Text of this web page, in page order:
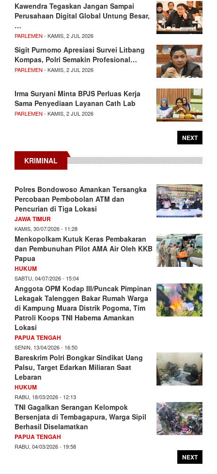
Kawendra Tegaskan Jangan Sampai
Perusahaan Digital Global Untung Besar,
…
PARLEMEN - KAMIS, 2 JUL 2026
Sigit Purnomo Apresiasi Survei Litbang
Kompas, Polri Semakin Profesional…
PARLEMEN - KAMIS, 2 JUL 2026
Irma Suryani Minta BPJS Perluas Kerja
Sama Penyediaan Layanan Cath Lab
PARLEMEN - KAMIS, 2 JUL 2026
NEXT
KRIMINAL
Polres Bondowoso Amankan Tersangka
Percobaan Pembobolan ATM dan
Pencurian di Tiga Lokasi
JAWA TIMUR
KAMIS, 30/07/2026 - 11:28
Menkopolkam Kutuk Keras Pembakaran
dan Pembunuhan Pilot AMA Air Oleh KKB
Papua
HUKUM
SABTU, 04/07/2026 - 15:04
Anggota OPM Kodap III/Puncak Pimpinan
Lekagak Talenggen Bakar Rumah Warga
di Kampung Muara Distrik Pogoma, Tim
Patroli Koops TNI Habema Amankan
Lokasi
PAPUA TENGAH
SENIN, 13/04/2026 - 16:50
Bareskrim Polri Bongkar Sindikat Uang
Palsu, Target Edarkan Miliaran Saat
Lebaran
HUKUM
RABU, 18/03/2026 - 12:13
TNI Gagalkan Serangan Kelompok
Bersenjata di Tembagapura, Warga Sipil
Berhasil Diselamatkan
PAPUA TENGAH
RABU, 04/03/2026 - 19:58
NEXT